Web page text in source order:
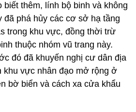
biết thêm, lính bộ binh và không
đã phá hủy các cơ sở hạ tầng
trong khu vực, đồng thời trừ
thuộc nhóm vũ trang này.
đó đã khuyến nghị cư dân địa
khu vực nhân đạo mở rộng ở
bờ biển và cách xa cửa khẩu